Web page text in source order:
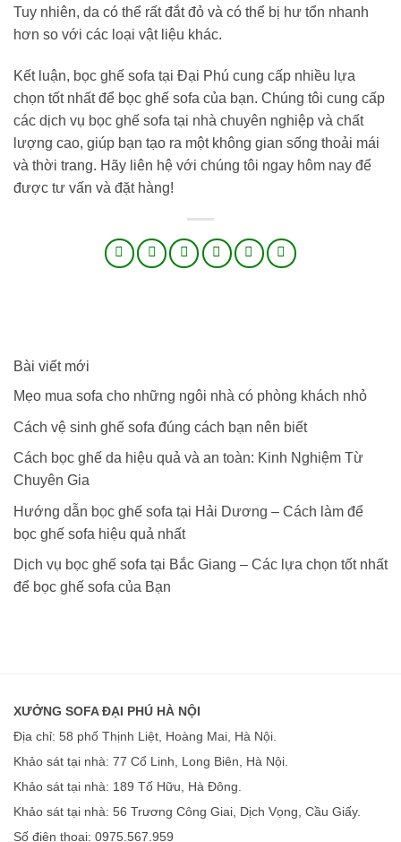
Tuy nhiên, da có thể rất đắt đỏ và có thể bị hư tổn nhanh
hơn so với các loại vật liệu khác.
Kết luận, bọc ghế sofa tại Đại Phú cung cấp nhiều lựa
chọn tốt nhất để bọc ghế sofa của bạn. Chúng tôi cung cấp
các dịch vụ bọc ghế sofa tại nhà chuyên nghiệp và chất
lượng cao, giúp bạn tạo ra một không gian sống thoải mái
và thời trang. Hãy liên hệ với chúng tôi ngay hôm nay để
được tư vấn và đặt hàng!
Bài viết mới
Mẹo mua sofa cho những ngôi nhà có phòng khách nhỏ
Cách vệ sinh ghế sofa đúng cách bạn nên biết
Cách bọc ghế da hiệu quả và an toàn: Kinh Nghiệm Từ
Chuyên Gia
Hướng dẫn bọc ghế sofa tại Hải Dương – Cách làm để
bọc ghế sofa hiệu quả nhất
Dịch vụ bọc ghế sofa tại Bắc Giang – Các lựa chọn tốt nhất
để bọc ghế sofa của Bạn
XƯỞNG SOFA ĐẠI PHÚ HÀ NỘI
Địa chỉ: 58 phố Thịnh Liệt, Hoàng Mai, Hà Nội.
Khảo sát tại nhà: 77 Cổ Linh, Long Biên, Hà Nội.
Khảo sát tại nhà: 189 Tố Hữu, Hà Đông.
Khảo sát tại nhà: 56 Trương Công Giai, Dịch Vọng, Cầu Giấy.
Số điện thoại: 0975.567.959